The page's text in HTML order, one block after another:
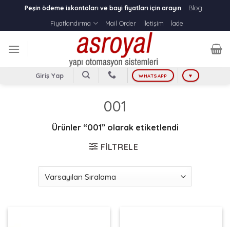
content
Peşin ödeme iskontoları ve bayi fiyatları için arayın
Blog
Fiyatlandırma
Mail Order İletişim İade
Giriş Yap WHATSAPP ♥
001
Ürünler “001” olarak etiketlendi
FILTRELE